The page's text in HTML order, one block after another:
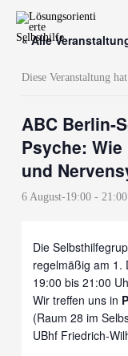
Inhalt
springen« Alle
Diese Veranstaltung
ABC Berlin-
Psyche:
und
6 August-19:00 -21:00
Die
regelmäßig am 1.
19:00 bis 21:00
Wir treffen uns in
(Raum 28 im
UBhf Friedrich-